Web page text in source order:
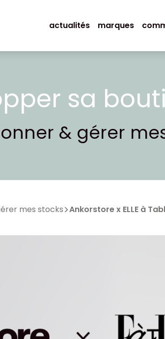
actualités marques
sa
& gérer
mes stocks Ankorstore x ELLE à